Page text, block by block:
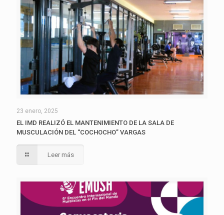
23 enero, 2025
EL IMD REALIZÓ EL MANTENIMIENTO DE LA SALA DE
MUSCULACIÓN DEL “COCHOCHO” VARGAS
Leer más